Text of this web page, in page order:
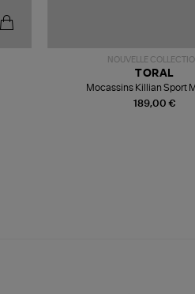
NOUVELLE
189,00 €
TORAL
Mocassins Killian Sport